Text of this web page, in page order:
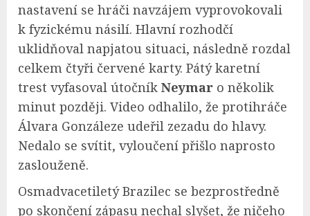
nastavení se hráči navzájem vyprovokovali
k fyzickému násilí. Hlavní rozhodčí
uklidňoval napjatou situaci, následně rozdal
celkem čtyři červené karty. Pátý karetní
trest vyfasoval útočník Neymar o několik
minut později. Video odhalilo, že protihráče
Álvara Gonzáleze udeřil zezadu do hlavy.
Nedalo se svítit, vyloučení přišlo naprosto
zaslouženě.
Osmadvacetiletý Brazilec se bezprostředně
po skončení zápasu nechal slyšet, že ničeho